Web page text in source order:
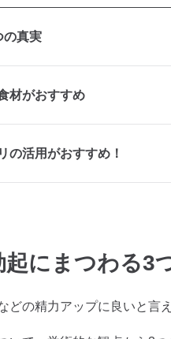
の真実
材がおすすめ
の活用がおすすめ！
にまつわる3
どの精力アップに良いと言